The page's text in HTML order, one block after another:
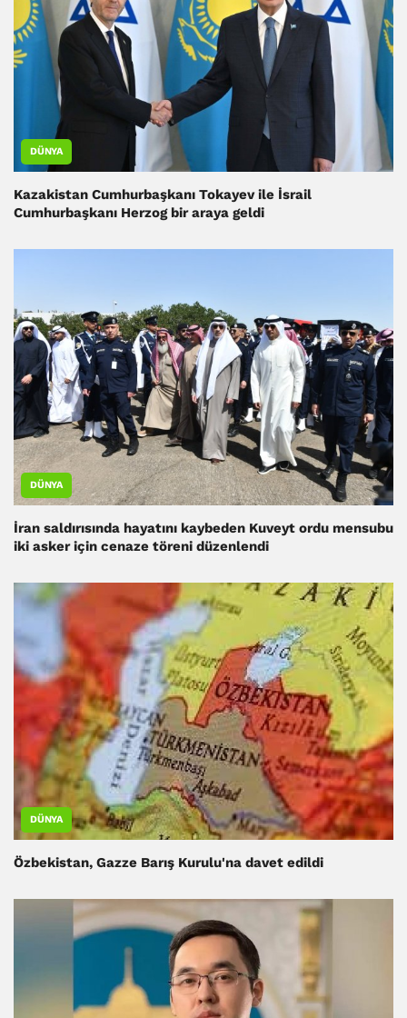
DÜNYA
Kazakistan Cumhurbaşkanı Tokayev ile İsrail
Cumhurbaşkanı Herzog bir araya geldi
DÜNYA
İran saldırısında hayatını kaybeden Kuveyt ordu mensubu
iki asker için cenaze töreni düzenlendi
DÜNYA
Özbekistan, Gazze Barış Kurulu'na davet edildi